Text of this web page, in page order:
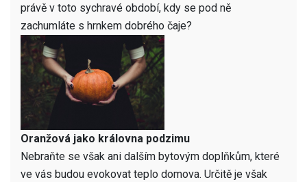
právě v toto sychravé období, kdy se pod ně
zachumláte s hrnkem dobrého čaje?
Oranžová jako královna podzimu
Nebraňte se však ani dalším bytovým doplňkům, které
ve vás budou evokovat teplo domova. Určitě je však